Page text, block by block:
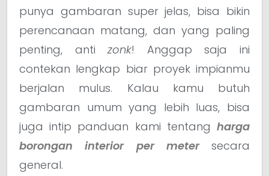
punya gambaran super jelas, bisa bikin
perencanaan matang, dan yang paling
penting, antizonk! Anggap saja ini
contekan lengkap biar proyek impianmu
berjalan mulus. Kalau kamu butuh
gambaran umum yang lebih luas, bisa
juga intip panduan kami tentang harga
borongan interior per meter
secara
general.